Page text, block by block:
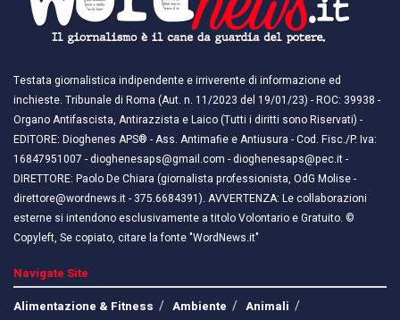
Testata giornalistica indipendente e irriverente di informazione ed
inchieste. Tribunale di Roma (Aut. n. 11/2023 del 19/01/23) - ROC: 39938 -
Organo Antifascista, Antirazzista e Laico (Tutti i diritti sono Riservati) -
EDITORE: Dioghenes APS® - Ass. Antimafie e Antiusura - Cod. Fisc./P. Iva:
16847951007 - dioghenesaps@gmail.com - dioghenesaps@pec.it - ​​
DIRETTORE: Paolo De Chiara (giornalista professionista, OdG Molise -
direttore@wordnews.it - ​​375.6684391). AVVERTENZA: Le collaborazioni
esterne si intendono esclusivamente a titolo Volontario e Gratuito. ©
Copyleft, Se copiato, citare la fonte "WordNews.it"
Navigate Site
Alimentazione & Fitness
Ambiente
Animali